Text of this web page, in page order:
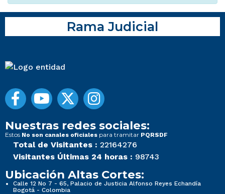
Rama Judicial
Nuestras redes sociales:
Estos No son canales oficiales para tramitar PQRSDF
Total de Visitantes : 22164276
Visitantes Últimas 24 horas : 98743
Ubicación Altas Cortes:
Calle 12 No 7 - 65, Palacio de Justicia Alfonso Reyes Echandía
Bogotá - Colombia